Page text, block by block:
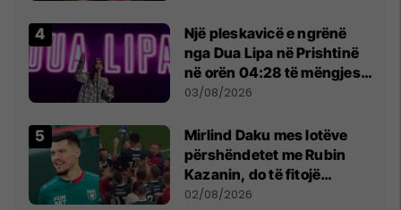
Një pleskavicë e ngrënë
nga Dua Lipa në Prishtinë
në orën 04:28 të mëngjesit
- dhe bota digjitale serbe
03/08/2026
Mirlind Daku mes lotëve
përshëndetet me Rubin
Kazanin, do të fitojë
miliona te Spartak Moska
02/08/2026